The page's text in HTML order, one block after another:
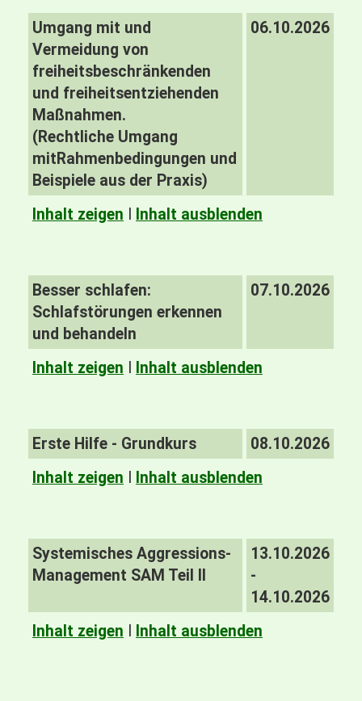
Umgang mit und
Vermeidung von
freiheitsbeschränkenden
und freiheitsentziehenden
Maßnahmen.
(Rechtliche Umgang
mitRahmenbedingungen und
Beispiele aus der Praxis)
06.10.2026
Inhalt zeigen Inhalt ausblenden
Besser schlafen:
Schlafstörungen erkennen
und behandeln
07.10.2026
Inhalt zeigen Inhalt ausblenden
Erste Hilfe - Grundkurs
08.10.2026
Inhalt zeigen
Inhalt ausblenden
Systemisches Aggressions-
Management SAM Teil II
13.10.2026
-
14.10.2026
Inhalt zeigen
Inhalt ausblenden